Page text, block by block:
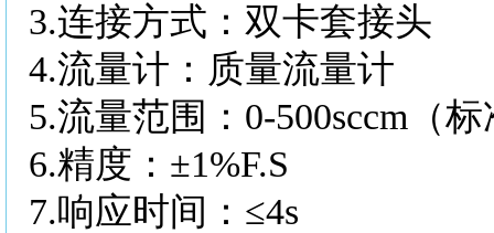
3.连接方式：双卡套接头
4.流量计：质量流量计
5.流量范围： 0-500sccm（
6.精度： ±1%F.S
7.响应时间： ≤4s